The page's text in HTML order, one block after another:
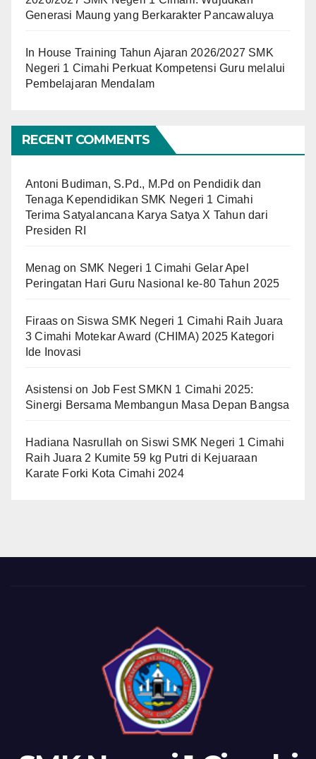
Generasi Maung yang Berkarakter Pancawaluya
In House Training Tahun Ajaran 2026/2027 SMK
Negeri 1 Cimahi Perkuat Kompetensi Guru melalui
Pembelajaran Mendalam
RECENT COMMENTS
Antoni Budiman, S.Pd., M.Pd on Pendidik dan
Tenaga Kependidikan SMK Negeri 1 Cimahi
Terima Satyalancana Karya Satya X Tahun dari
Presiden RI
Menag on SMK Negeri 1 Cimahi Gelar Apel
Peringatan Hari Guru Nasional ke-80 Tahun 2025
Firaas on Siswa SMK Negeri 1 Cimahi Raih Juara
3 Cimahi Motekar Award (CHIMA) 2025 Kategori
Ide Inovasi
Asistensi on Job Fest SMKN 1 Cimahi 2025:
Sinergi Bersama Membangun Masa Depan Bangsa
Hadiana Nasrullah on Siswi SMK Negeri 1 Cimahi
Raih Juara 2 Kumite 59 kg Putri di Kejuaraan
Karate Forki Kota Cimahi 2024